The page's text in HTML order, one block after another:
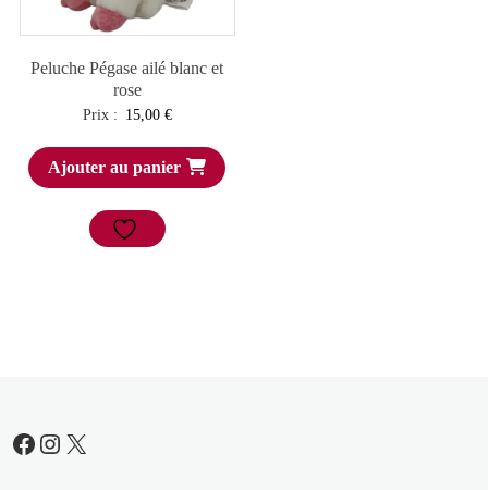
Peluche Pégase ailé blanc et
rose
Prix : 15,00 €
Ajouter au panier
Facebook
Instagram
X